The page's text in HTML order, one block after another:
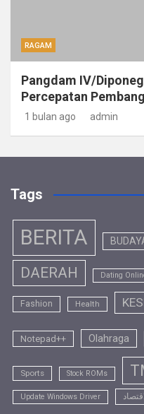
RAGAM
Pangdam IV/
Percepatan
1 bulan ago admin
Tags
BERITA
DAERAH Dating
Fashion Health
Notepad++ Olahraga
Sports Stock ROMs
Update Windows Driver